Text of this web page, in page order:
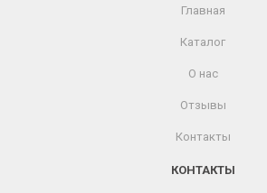
Главная
Каталог
О нас
Отзывы
Контакты
КОНТАКТЫ